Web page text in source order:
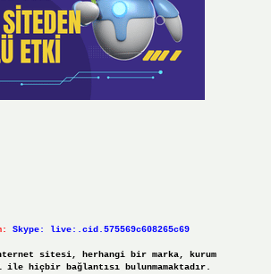
Skype: live:.cid.575569c608265c69
sitesi, herhangi bir marka, kurum
hiçbir bağlantısı bulunmamaktadır.